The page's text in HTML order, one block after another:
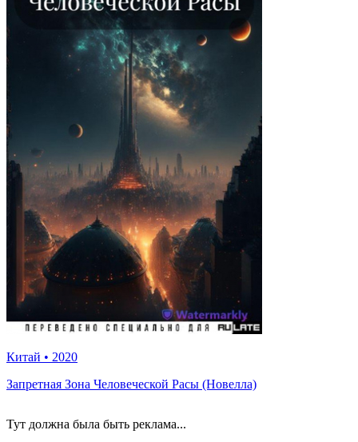
Китай • 2020
Запретная Зона Человеческой Расы (Новелла)
Тут должна была быть реклама...